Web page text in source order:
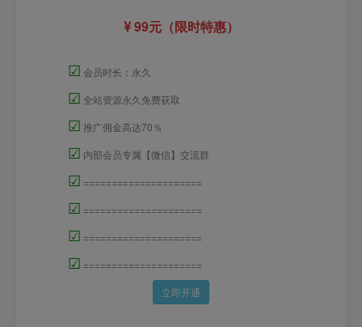
99元（限时特惠）
☑ 会员时长：永久
☑ 全站资源永久免费获取
☑ 推广佣金高达70％
☑ 内部会员专属【微信】交流群
☑ =====================
☑ =====================
☑ =====================
☑ =====================
立即开通